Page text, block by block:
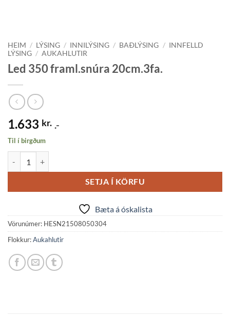
HEIM / LÝSING / INNILÝSING / BAÐLÝSING / INNFELLD
LÝSING / AUKAHLUTIR
Led 350 framl.snúra 20cm.3fa.
1.633 kr. .-
Til í birgðum
SETJA Í KÖRFU
Bæta á óskalista
Vörunúmer: HESN21508050304
Flokkur:Aukahlutir